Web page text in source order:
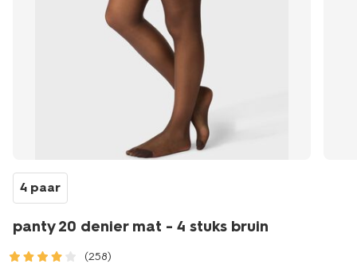
4 paar
panty 20 denier mat - 4 stuks bruin
(258)